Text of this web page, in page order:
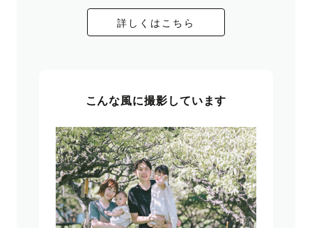
詳しくはこちら
こんな風に撮影しています